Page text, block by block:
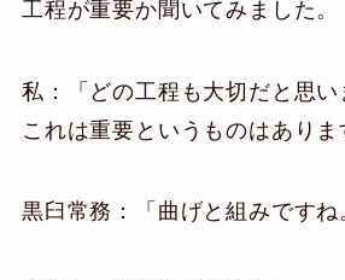
工程が重要か聞いてみました。
私：「どの工程も大切だと思い
これは重要というものはありま
黒臼常務：「曲げと組みですね